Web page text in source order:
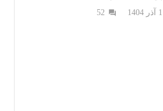
1 آذر 1404 question_answer
52دیدگاه